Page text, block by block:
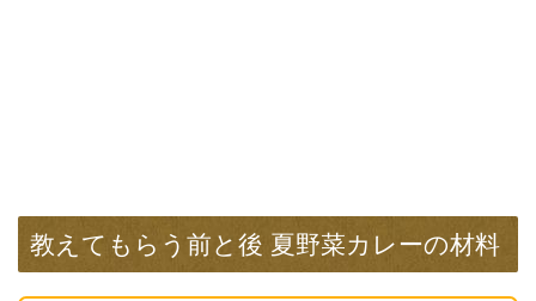
教えてもらう前と後 夏野菜カレーの材料